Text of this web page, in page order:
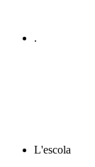
.
L'escola